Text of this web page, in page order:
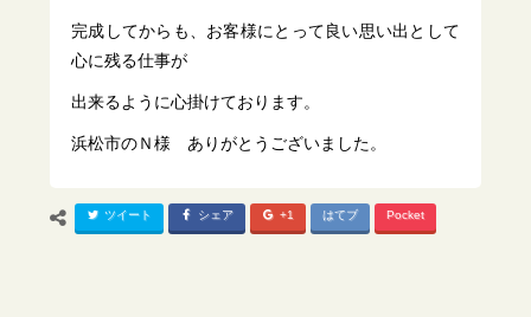
完成してからも、お客様にとって良い思い出として
心に残る仕事が
出来るように心掛けております。
浜松市のＮ様 ありがとうございました。
ツイート シェア +1 はてブ Pocket